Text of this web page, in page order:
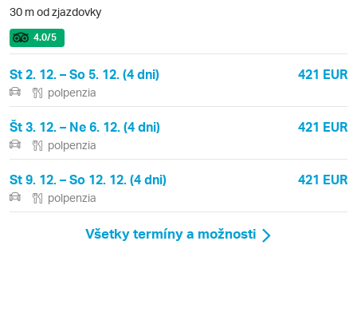
30 m od zjazdovky
4.0/5
St 2. 12. – So 5. 12. (4 dni) 421 EUR
polpenzia
Št 3. 12. – Ne 6. 12. (4 dni) 421 EUR
polpenzia
St 9. 12. – So 12. 12. (4 dni) 421 EUR
polpenzia
Všetky termíny a možnosti